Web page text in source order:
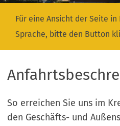
Für eine Ansicht der Seite in
Sprache, bitte den Button
So erreichen Sie uns im
den Geschäfts- und